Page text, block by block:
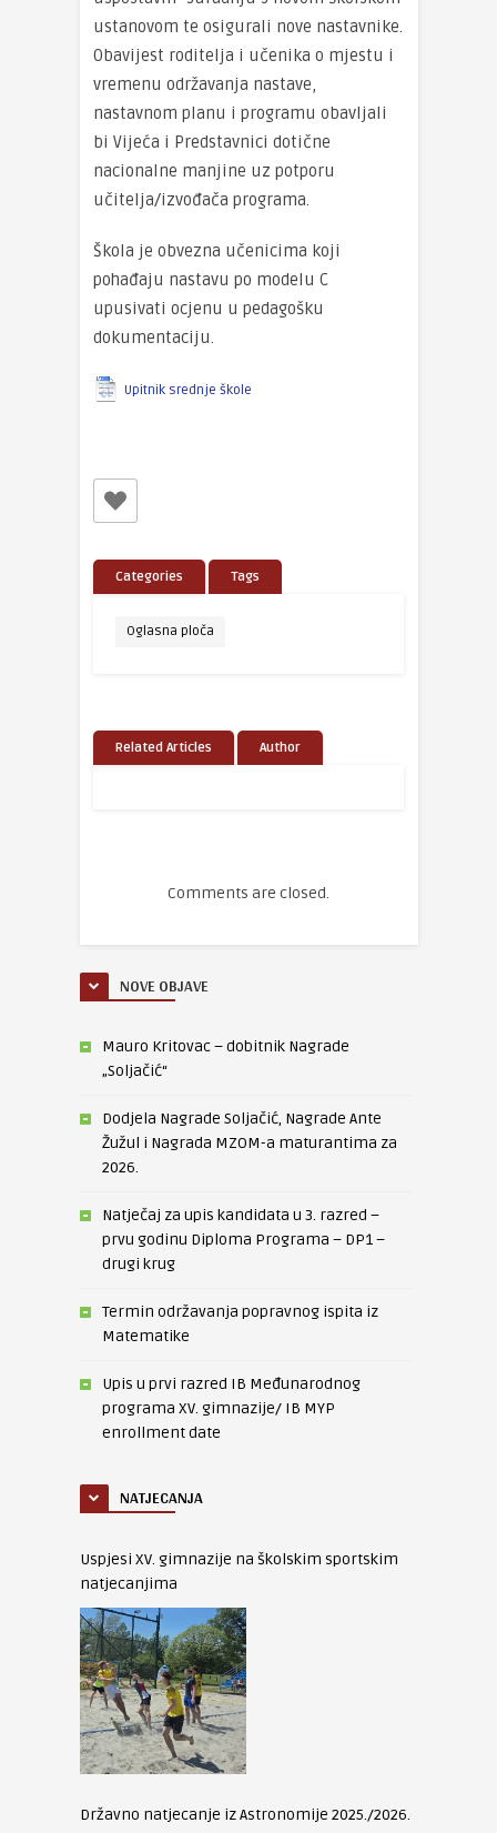
ustanovom te osigurali nove nastavnike.
Obavijest roditelja i učenika o mjestu i
vremenu održavanja nastave,
nastavnom planu i programu obavljali
bi Vijeća i Predstavnici dotične
nacionalne manjine uz potporu
učitelja/izvođača programa.
Škola je obvezna učenicima koji
pohađaju nastavu po modelu C
upusivati ocjenu u pedagošku
dokumentaciju.
Upitnik srednje škole
Categories Tags
Oglasna ploča
Related Articles Author
Comments are closed.
NOVE OBJAVE
Mauro Kritovac – dobitnik Nagrade
„Soljačić“
Dodjela Nagrade Soljačić, Nagrade Ante
Žužul i Nagrada MZOM-a maturantima za
2026.
Natječaj za upis kandidata u 3. razred –
prvu godinu Diploma Programa – DP1 –
drugi krug
Termin održavanja popravnog ispita iz
Matematike
Upis u prvi razred IB Međunarodnog
programa XV. gimnazije/ IB MYP
enrollment date
NATJECANJA
Uspjesi XV. gimnazije na školskim sportskim
natjecanjima
Državno natjecanje iz Astronomije 2025./2026.